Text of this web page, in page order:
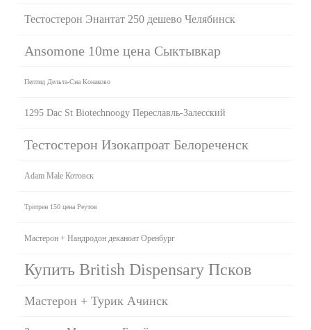
Тестостерон Энантат 250 дешево Челябинск
Ansomone 10me цена Сыктывкар
Пептид Дельта-Сна Конаково
1295 Dac St Biotechnoogy Переславль-Залесский
Тестостерон Изокапроат Белореченск
Adam Male Котовск
Тритрен 150 цена Реутов
Мастерон + Нандродон деканоат Оренбург
Купить British Dispensary Псков
Мастерон + Турик Ачинск